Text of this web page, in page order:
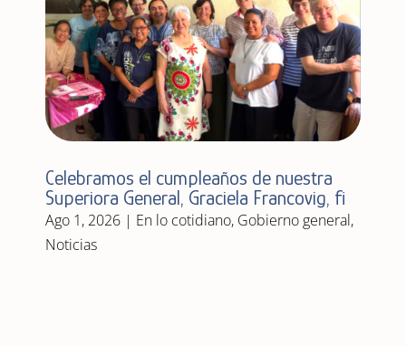
Celebramos el cumpleaños de nuestra
Superiora General, Graciela Francovig, fi
Ago 1, 2026| En lo cotidiano, Gobierno general,
Noticias